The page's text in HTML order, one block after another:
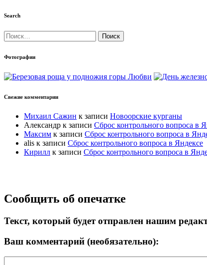
Search
Найти:
Фотографии
Свежие комментарии
Михаил Сажин к записи Новоорские курганы
Александр к записи Сброс контрольного вопроса в
Максим к записи Сброс контрольного вопроса в
alis к записи Сброс контрольного вопроса в Яндексе
Кирилл к записи Сброс контрольного вопроса в
Прокрутка
вверх
Сообщить об опечатке
Текст, который будет отправлен нашим
Ваш комментарий (необязательно):